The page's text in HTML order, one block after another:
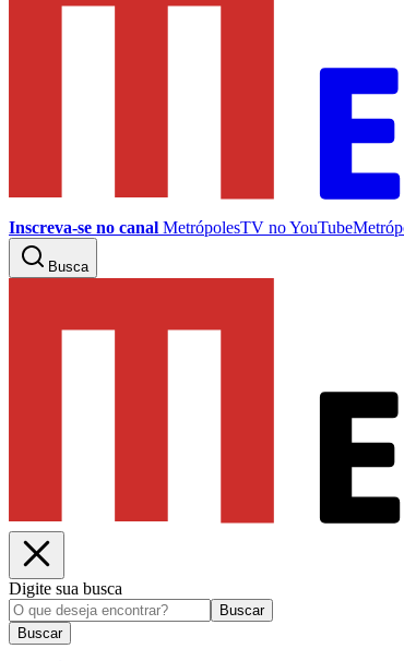
Inscreva-se no canal MetrópolesTV noYouTube
Busca
Digite sua busca
Buscar
Buscar